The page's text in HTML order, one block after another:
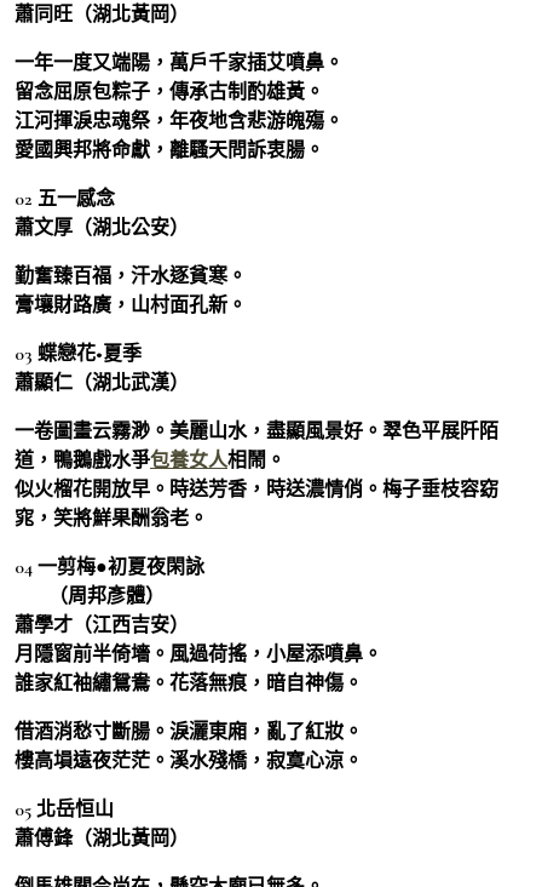
蕭同旺（湖北黃岡）
一年一度又端陽，萬戶千家插艾噴鼻。
留念屈原包粽子，傳承古制酌雄黃。
江河揮淚忠魂祭，年夜地含悲游魄殤。
愛國興邦將命獻，離騷天問訴衷腸。
02 五一感念
蕭文厚（湖北公安）
勤奮臻百福，汗水逐貧寒。
膏壤財路廣，山村面孔新。
03 蝶戀花•夏季
蕭顯仁（湖北武漢）
一卷圖畫云霧渺。美麗山水，盡顯風景好。翠色平展阡陌
道，鴨鵝戲水爭包養女人相鬧。
似火榴花開放早。時送芳香，時送濃情俏。梅子垂枝容窈
窕，笑將鮮果酬翁老。
04 一剪梅●初夏夜閑詠
（周邦彥體）
蕭學才（江西吉安）
月隱窗前半倚墻。風過荷搖，小屋添噴鼻。
誰家紅袖繡鴛鴦。花落無痕，暗自神傷。
借酒消愁寸斷腸。淚灑東廂，亂了紅妝。
樓高塤遠夜茫茫。溪水殘橋，寂寞心涼。
05 北岳恒山
蕭傅鋒（湖北黃岡）